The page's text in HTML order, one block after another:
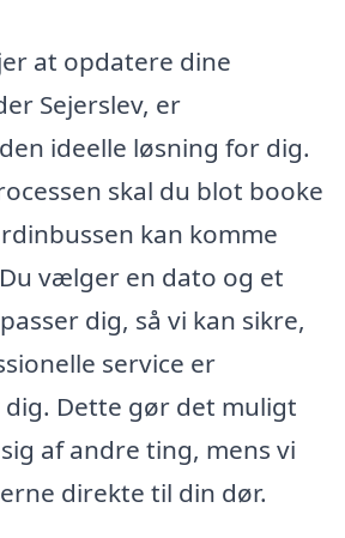
at opdatere dine
Sejerslev, er
ideelle løsning for dig.
skal du blot booke
kan komme
vælger en dato og et
dig, så vi kan sikre,
service er
Dette gør det muligt
af andre ting, mens vi
direkte til din dør.